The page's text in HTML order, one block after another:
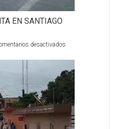
EN SANTIAGO
desactivadosen
TAREA
CONJUNTA
EN
SANTIAGO
IXCUINTLA